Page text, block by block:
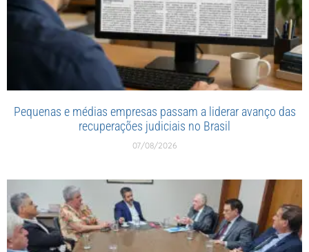
Pequenas e médias empresas passam a liderar avanço das
recuperações judiciais no Brasil
07/08/2026